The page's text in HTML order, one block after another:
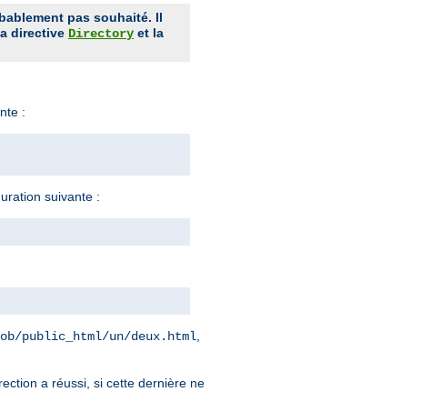
pas souhaité. Il
directive Directory et la
:
suivante :
public_html/un/deux.html
a réussi, si cette dernière ne